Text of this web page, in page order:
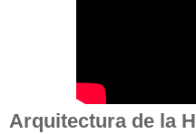
Arquitectura de la